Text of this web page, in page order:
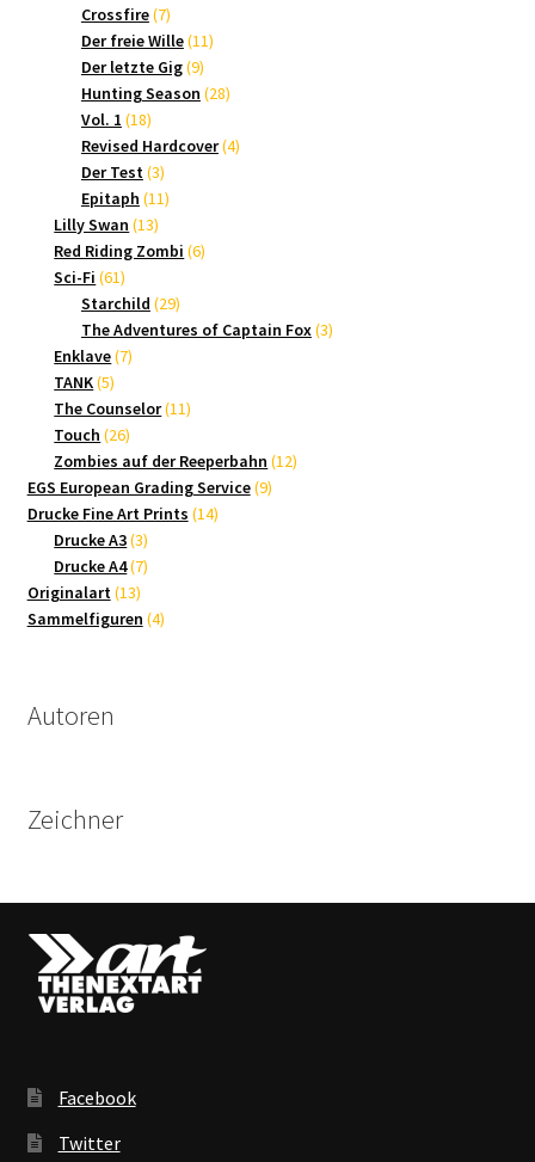
Crossfire 77
Produkte
Der freie Wille 1111
Der letzte Gig 99
Produkte
Hunting Season 2828
Vol. 1 1818
Produkte
Revised Hardcover 44
Der Test 33
Produkte
Epitaph 1111
Lilly Swan 1313
Produkte
Red Riding Zombi 66
Sci-Fi 6161
Produkte
Starchild 2929
Produkte
The Adventures of Captain Fox 33
Enklave 77
TANK 55
Produkte
The Counselor 1111
Touch 2626
Produkte
Zombies auf der Reeperbahn 1212
EGS European Grading Service 99
Drucke Fine Art Prints 1414
Drucke A3 33
Produkte
Drucke A4 77
Originalart 1313
Produkte
Sammelfiguren 44
Autoren
Zeichner
Facebook
Twitter